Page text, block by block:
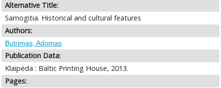
Alternative Title:
Samogitia. Historical and cultural features
Authors:
Butrimas, Adomas
Publication Data:
Klaipėda : Baltic Printing House, 2013.
Pages: